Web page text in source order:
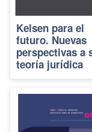
Kelsen para el
futuro. Nuevas
perspectivas a
teoría jurídica